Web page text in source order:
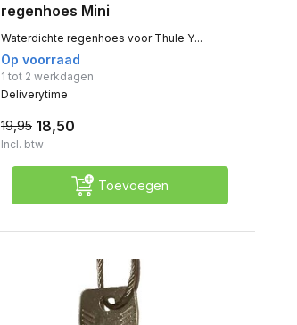
regenhoes Mini
Waterdichte regenhoes voor Thule Y...
Op voorraad
1 tot 2 werkdagen
Deliverytime
19,95 18,50
Incl. btw
Toevoegen